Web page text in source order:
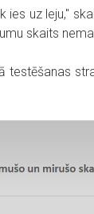
uz leju,"
skaits
testēšanas